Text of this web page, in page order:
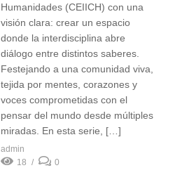
Humanidades (CEIICH) con una
visión clara: crear un espacio
donde la interdisciplina abre
diálogo entre distintos saberes.
Festejando a una comunidad viva,
tejida por mentes, corazones y
voces comprometidas con el
pensar del mundo desde múltiples
miradas. En esta serie, […]
admin
18
0